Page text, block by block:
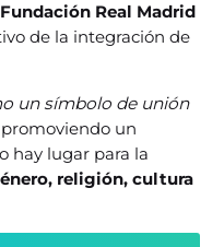
Fundación Real Madrid
de la integración de
un símbolo de unión
promoviendo un
hay lugar para la
religión, cultura